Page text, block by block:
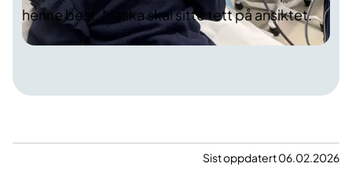
henne best. Maska skal sitte tett på ansiktet.
Sist oppdatert 06.02.2026